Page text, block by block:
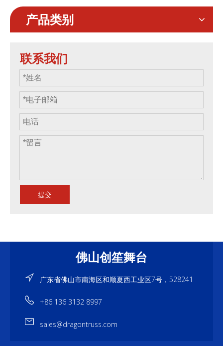
活动，音乐会或派对。
户提供安全、高信用的音
产品类别
联系我们
提交
佛山创笙舞台
广东省佛山市南海区和顺夏西工业区7号，528241
+86 136 3132 8997
sales@dragontruss.com